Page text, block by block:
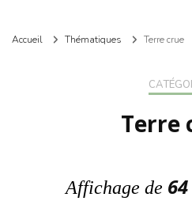
Accueil Thématiques Terre crue
Terre
Affichage de